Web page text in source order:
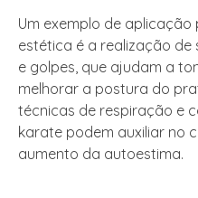
Um exemplo de
estética é a realização de
e golpes, que ajudam a
melhorar a postura do
técnicas de respiração e
karate podem auxiliar no
aumento da autoestima.